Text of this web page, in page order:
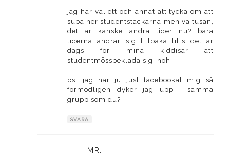
jag har väl ett och annat att tycka om att
supa ner studentstackarna men va tüsan,
det är kanske andra tider nu? bara
tiderna ändrar sig tillbaka tills det är
dags för mina kiddisar att
studentmössbekläda sig! höh!
ps. jag har ju just facebookat mig så
förmodligen dyker jag upp i samma
grupp som du?
SVARA
MR.